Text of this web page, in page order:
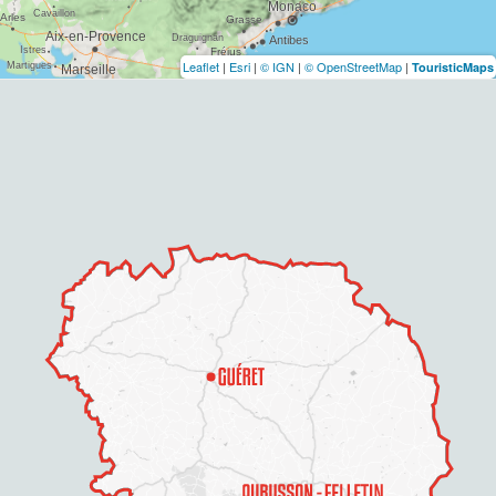
Leaflet | Esri | © IGN | © OpenStreetMap | TouristicMaps